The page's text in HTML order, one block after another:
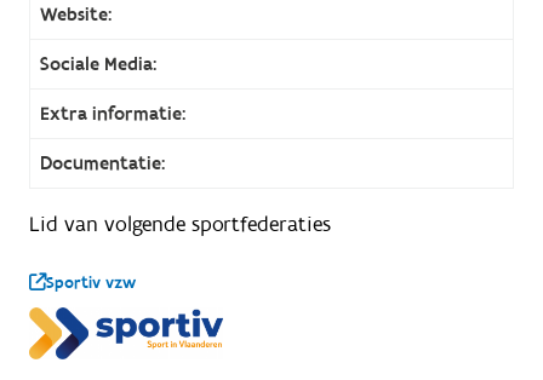
Website:
Sociale Media:
Extra informatie:
Documentatie:
Lid van volgende sportfederaties
Sportiv vzw